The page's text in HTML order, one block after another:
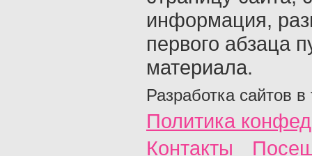
информация,
первого абзаца
материала.
Разработка сайтов в
Политика
Контакты